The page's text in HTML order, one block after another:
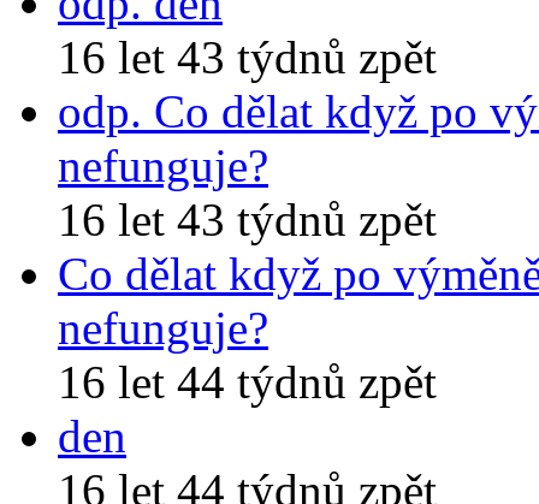
16 let 43 týdnů zpět
odp. Co dělat když po
nefunguje?
16 let 43 týdnů zpět
Co dělat když po
nefunguje?
16 let 44 týdnů zpět
den
16 let 44 týdnů zpět